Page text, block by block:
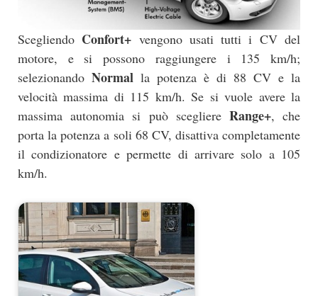
Scegliendo Confort+ vengono usati tutti i CV del
motore, e si possono raggiungere i 135 km/h;
selezionando Normal la potenza è di 88 CV e la
velocità massima di 115 km/h. Se si vuole avere la
massima autonomia si può scegliere Range+, che
porta la potenza a soli 68 CV, disattiva completamente
il condizionatore e permette di arrivare solo a 105
km/h.